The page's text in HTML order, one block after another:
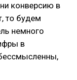
конверсию в
то будем
немного
в